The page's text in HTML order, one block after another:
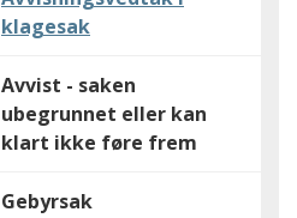
klagesak
Avvist - saken
ubegrunnet eller kan
klart ikke føre frem
Gebyrsak